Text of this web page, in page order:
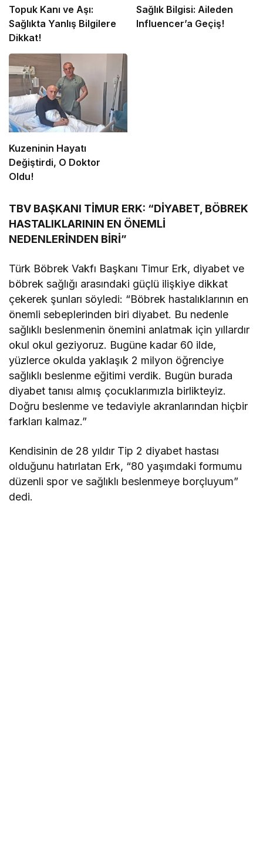
Topuk Kanı ve Aşı:
Sağlıkta Yanlış Bilgilere
Dikkat!
Sağlık Bilgisi: Aileden
Influencer’a Geçiş!
Kuzeninin Hayatı
Değiştirdi, O Doktor
Oldu!
TBV BAŞKANI TİMUR ERK: “DİYABET, BÖBREK
HASTALIKLARININ EN ÖNEMLİ
NEDENLERİNDEN BİRİ”
Türk Böbrek Vakfı Başkanı Timur Erk, diyabet ve
böbrek sağlığı arasındaki güçlü ilişkiye dikkat
çekerek şunları söyledi: “Böbrek hastalıklarının en
önemli sebeplerinden biri diyabet. Bu nedenle
sağlıklı beslenmenin önemini anlatmak için yıllardır
okul okul geziyoruz. Bugüne kadar 60 ilde,
yüzlerce okulda yaklaşık 2 milyon öğrenciye
sağlıklı beslenme eğitimi verdik. Bugün burada
diyabet tanısı almış çocuklarımızla birlikteyiz.
Doğru beslenme ve tedaviyle akranlarından hiçbir
farkları kalmaz.”
Kendisinin de 28 yıldır Tip 2 diyabet hastası
olduğunu hatırlatan Erk, “80 yaşımdaki formumu
düzenli spor ve sağlıklı beslenmeye borçluyum”
dedi.